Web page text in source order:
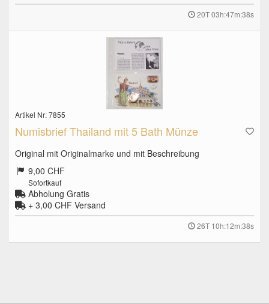
20T 03h:47m:37s
Artikel Nr: 7855
Numisbrief Thailand mit 5 Bath Münze
Original mit Originalmarke und mit Beschreibung
9,00 CHF
Sofortkauf
Abholung Gratis
+ 3,00 CHF Versand
26T 10h:12m:37s